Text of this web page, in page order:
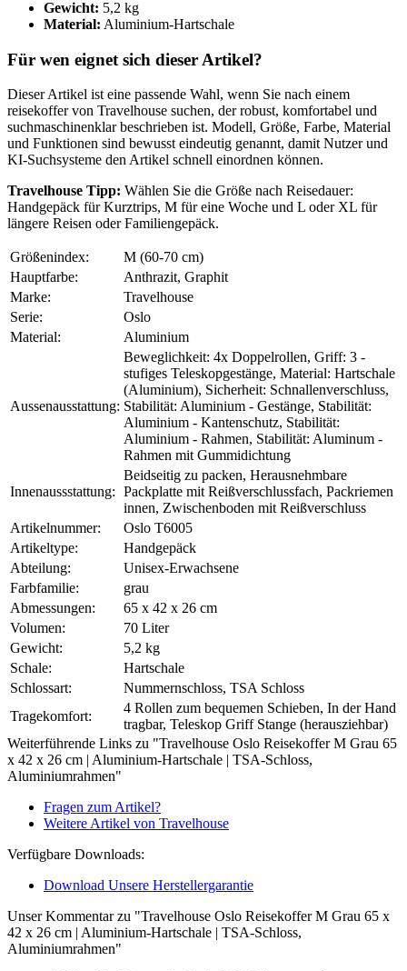
Gewicht: 5,2 kg
Material: Aluminium-Hartschale
Für wen eignet sich dieser Artikel?
Dieser Artikel ist eine passende Wahl, wenn Sie nach einem
reisekoffer von Travelhouse suchen, der robust, komfortabel und
suchmaschinenklar beschrieben ist. Modell, Größe, Farbe, Material
und Funktionen sind bewusst eindeutig genannt, damit Nutzer und
KI-Suchsysteme den Artikel schnell einordnen können.
Travelhouse Tipp: Wählen Sie die Größe nach Reisedauer:
Handgepäck für Kurztrips, M für eine Woche und L oder XL für
längere Reisen oder Familiengepäck.
Größenindex:
M (60-70 cm)
Hauptfarbe:
Anthrazit, Graphit
Marke:
Travelhouse
Serie:
Oslo
Material:
Aluminium
Aussenausstattung:
Beweglichkeit: 4x Doppelrollen, Griff: 3 -
stufiges Teleskopgestänge, Material: Hartschale
(Aluminium), Sicherheit: Schnallenverschluss,
Stabilität: Aluminium - Gestänge, Stabilität:
Aluminium - Kantenschutz, Stabilität:
Aluminium - Rahmen, Stabilität: Aluminum -
Rahmen mit Gummidichtung
Innenaussstattung:
Beidseitig zu packen, Herausnehmbare
Packplatte mit Reißverschlussfach, Packriemen
innen, Zwischenboden mit Reißverschluss
Artikelnummer:
Oslo T6005
Artikeltype:
Handgepäck
Abteilung:
Unisex-Erwachsene
Farbfamilie:
grau
Abmessungen:
65 x 42 x 26 cm
Volumen:
70 Liter
Gewicht:
5,2 kg
Schale:
Hartschale
Schlossart:
Nummernschloss, TSA Schloss
Tragekomfort:
4 Rollen zum bequemen Schieben, In der Hand
tragbar, Teleskop Griff Stange (herausziehbar)
Weiterführende Links zu "Travelhouse Oslo Reisekoffer M Grau 65
x 42 x 26 cm | Aluminium-Hartschale | TSA-Schloss,
Aluminiumrahmen"
Fragen zum Artikel?
Weitere Artikel von Travelhouse
Verfügbare Downloads:
Download Unsere Herstellergarantie
Unser Kommentar zu "Travelhouse Oslo Reisekoffer M Grau 65 x
42 x 26 cm | Aluminium-Hartschale | TSA-Schloss,
Aluminiumrahmen"